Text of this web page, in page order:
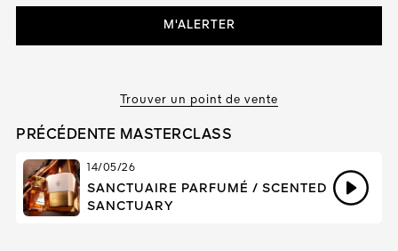
M'ALERTER
Trouver un point de vente
PRÉCÉDENTE MASTERCLASS
14/05/26
SANCTUAIRE PARFUMÉ / SCENTED
SANCTUARY